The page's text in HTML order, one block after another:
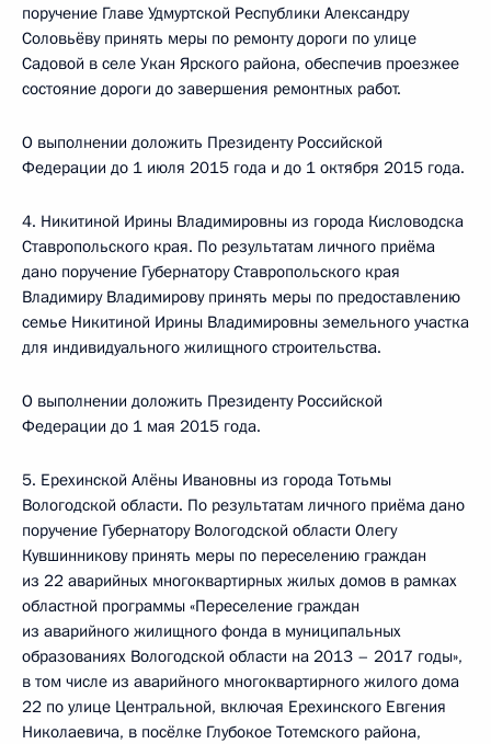
поручение Главе Удмуртской Республики Александру
Соловьёву принять меры по ремонту дороги по улице
Садовой в селе Укан Ярского района, обеспечив проезжее
состояние дороги до завершения ремонтных работ.
О выполнении доложить Президенту Российской
Федерации до 1 июля 2015 года и до 1 октября 2015 года.
4. Никитиной Ирины Владимировны из города Кисловодска
Ставропольского края. По результатам личного приёма
дано поручение Губернатору Ставропольского края
Владимиру Владимирову принять меры по предоставлению
семье Никитиной Ирины Владимировны земельного участка
для индивидуального жилищного строительства.
О выполнении доложить Президенту Российской
Федерации до 1 мая 2015 года.
5. Ерехинской Алёны Ивановны из города Тотьмы
Вологодской области. По результатам личного приёма дано
поручение Губернатору Вологодской области Олегу
Кувшинникову принять меры по переселению граждан
из 22 аварийных многоквартирных жилых домов в рамках
областной программы «Переселение граждан
из аварийного жилищного фонда в муниципальных
образованиях Вологодской области на 2013 – 2017 годы»,
в том числе из аварийного многоквартирного жилого дома
22 по улице Центральной, включая Ерехинского Евгения
Николаевича, в посёлке Глубокое Тотемского района,